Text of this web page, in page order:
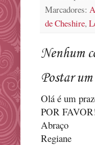
Marcadores:
de Cheshire,
Nenhum
Postar
Olá é um
POR
Abraço
Regiane